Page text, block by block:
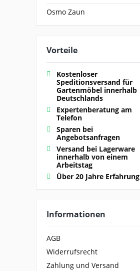
Osmo Zaun
Vorteile
Kostenloser
Speditionsversand für
Gartenmöbel innerhalb
Deutschlands
Expertenberatung am
Telefon
Sparen bei
Angebotsanfragen
Versand bei Lagerware
innerhalb von einem
Arbeitstag
Über 20 Jahre Erfahrung
Informationen
AGB
Widerrufsrecht
Zahlung und Versand